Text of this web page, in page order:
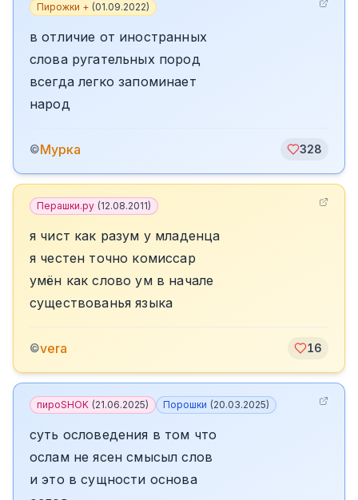
Пирожки + (01.09.2022)
в отличие от иностранных
слова ругательных пород
всегда легко запоминает
народ
©Мурка 328
Перашки.ру (12.08.2011)
я чист как разум у младенца
я честен точно комиссар
умён как слово ум в начале
существованья языка
©vera 16
пироSHOK (21.06.2025) Порошки (20.03.2025)
суть ословедения в том что
ослам не ясен смысыл слов
и это в сущности основа